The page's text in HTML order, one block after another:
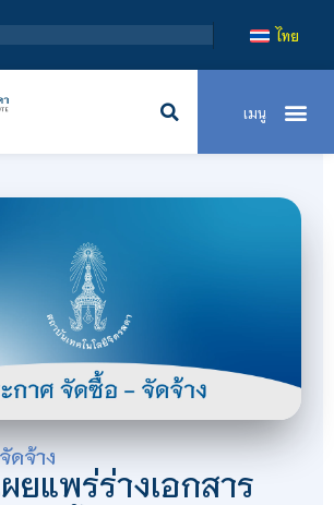
สถาบั
ไทย
ดจ้าง
ยแพร่ร่างเอกสาร